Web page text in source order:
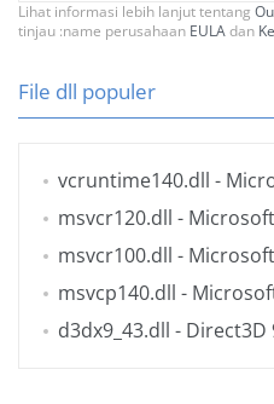
Lihat informasi lebih lanjut tentang
tinjau :name perusahaan EULAdan
File dll populer
vcruntime140.dll -
msvcr120.dll -
msvcr100.dll -
msvcp140.dll -
d3dx9_43.dll - Direct3D